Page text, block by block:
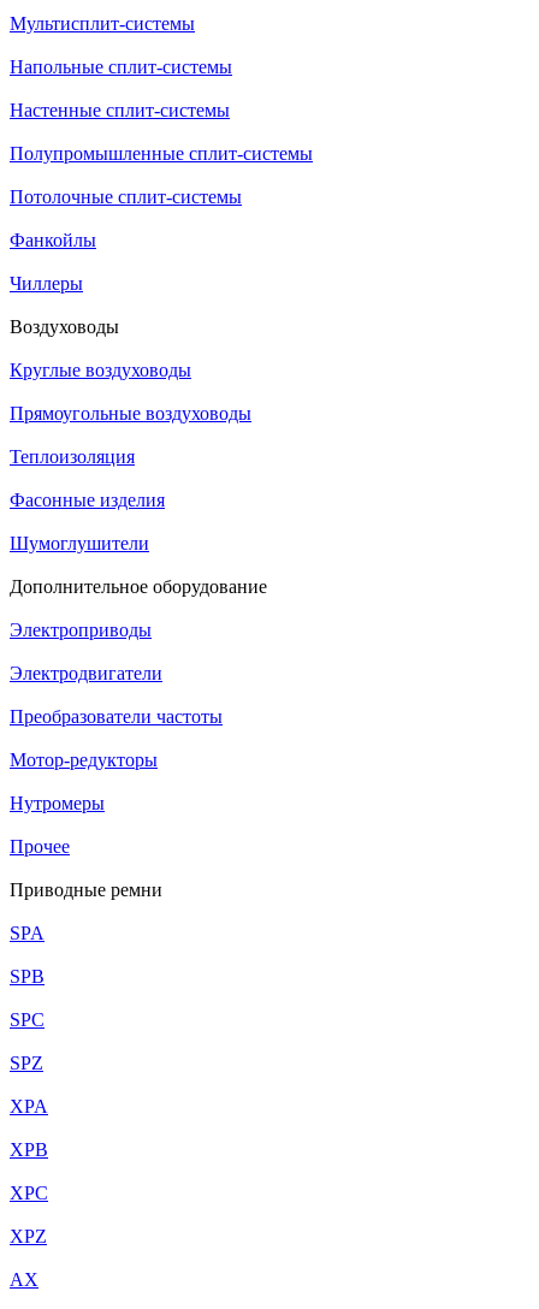
Мультисплит-системы
Напольные сплит-системы
Настенные сплит-системы
Полупромышленные сплит-системы
Потолочные сплит-системы
Фанкойлы
Чиллеры
Воздуховоды
Круглые воздуховоды
Прямоугольные воздуховоды
Теплоизоляция
Фасонные изделия
Шумоглушители
Дополнительное оборудование
Электроприводы
Электродвигатели
Преобразователи частоты
Мотор-редукторы
Нутромеры
Прочее
Приводные ремни
SPA
SPB
SPC
SPZ
XPA
XPB
XPC
XPZ
AX